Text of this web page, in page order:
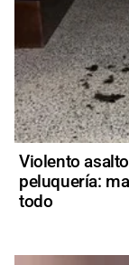
Violento
peluquería:
todo